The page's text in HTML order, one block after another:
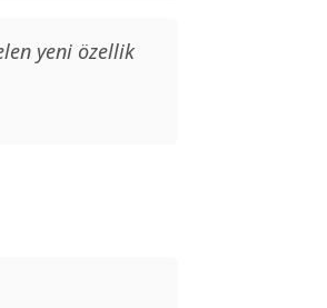
yeni özellik